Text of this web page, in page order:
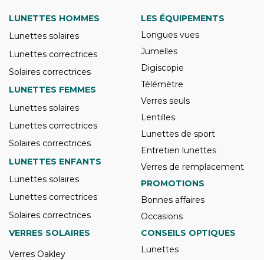
LUNETTES HOMMES
Lunettes solaires
Lunettes correctrices
Solaires correctrices
LUNETTES FEMMES
Lunettes solaires
Lunettes correctrices
Solaires correctrices
LUNETTES ENFANTS
Lunettes solaires
Lunettes correctrices
Solaires correctrices
LES ÉQUIPEMENTS
Longues vues
Jumelles
Digiscopie
Télémètre
Verres seuls
Lentilles
Lunettes de sport
Entretien lunettes
Verres de remplacement
PROMOTIONS
Bonnes affaires
Occasions
VERRES SOLAIRES
Verres Oakley
CONSEILS OPTIQUES
Lunettes